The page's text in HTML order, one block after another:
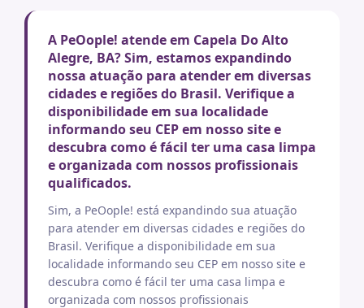
A PeOople! atende em Capela Do Alto
Alegre, BA? Sim, estamos expandindo
nossa atuação para atender em diversas
cidades e regiões do Brasil. Verifique a
disponibilidade em sua localidade
informando seu CEP em nosso site e
descubra como é fácil ter uma casa limpa
e organizada com nossos profissionais
qualificados.
Sim, a PeOople! está expandindo sua atuação
para atender em diversas cidades e regiões do
Brasil. Verifique a disponibilidade em sua
localidade informando seu CEP em nosso site e
descubra como é fácil ter uma casa limpa e
organizada com nossos profissionais